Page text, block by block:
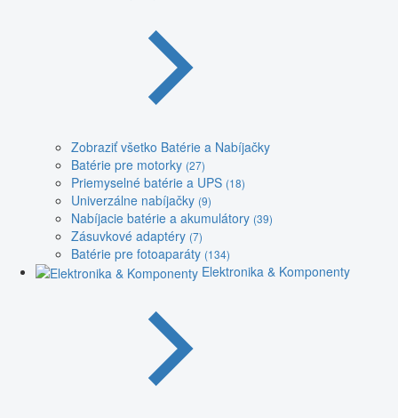
Zobraziť všetko Batérie a Nabíjačky
Batérie pre motorky (27)
Priemyselné batérie a UPS (18)
Univerzálne nabíjačky (9)
Nabíjacie batérie a akumulátory (39)
Zásuvkové adaptéry (7)
Batérie pre fotoaparáty (134)
Elektronika & Komponenty